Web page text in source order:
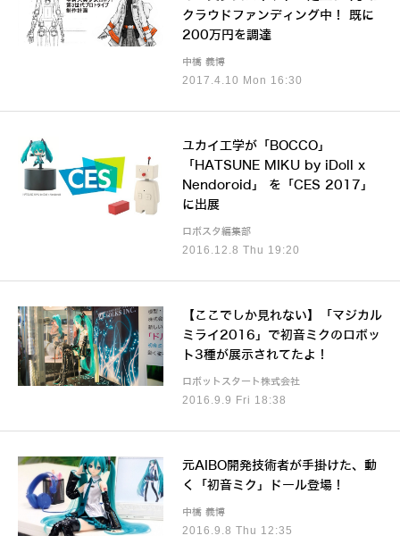
2017.4.10 Mon 16:30
クラウドファンディング中！ 既に
200万円を調達
中橋 義博
2016.12.8 Thu 19:20
ユカイ工学が「BOCCO」
「HATSUNE MIKU by iDoll x
Nendoroid」 を「CES 2017」
に出展
ロボスタ編集部
2016.9.9 Fri 18:38
【ここでしか見れない】「マジカル
ミライ2016」で初音ミクのロボッ
ト3種が展示されてたよ！
ロボットスタート株式会社
2016.9.8 Thu 12:35
元AIBO開発技術者が手掛けた、動
く「初音ミク」ドール登場！
中橋 義博